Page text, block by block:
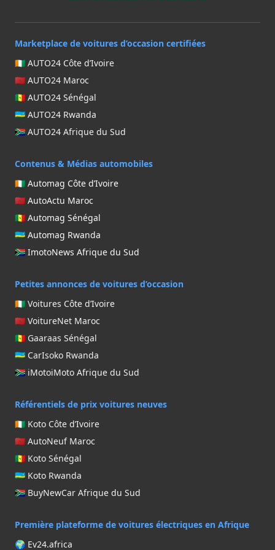
CHANGAN
CHERY
DONGFENG MOTOR CORPORATION
FIAT
FOTON
GREAT WALL MOTORS
JEEP
JETOUR
JMC
KAIYI
MAHINDRA
MITSUBISHI
TOYOTA
VOLKSWAGEN
ZX AUTO
Électrique
TRANSMISSION
Manuelle
Marketplace de voitures d’occasion certifiées
🇨🇮 AUTO24 Côte d’Ivoire
🇲🇦 AUTO24 Maroc
🇸🇳 AUTO24 Sénégal
🇷🇼 AUTO24 Rwanda
🇿🇦 AUTO24 Afrique du Sud
Contenus & Médias automobiles
🇨🇮 Automag Côte d’Ivoire
🇲🇦 AutoActu Maroc
🇸🇳 Automag Sénégal
🇷🇼 Automag Rwanda
🇿🇦 ImotoNews Afrique du Sud
Petites annonces de voitures d’occasion
🇨🇮 Voitures Côte d’Ivoire
🇲🇦 VoitureNet Maroc
🇸🇳 Gaaraas Sénégal
🇷🇼 CarIsoko Rwanda
🇿🇦 iMotoiMoto Afrique du Sud
Référentiels de prix voitures neuves
🇨🇮 Koto Côte d’Ivoire
🇲🇦 AutoNeuf Maroc
🇸🇳 Koto Sénégal
🇷🇼 Koto Rwanda
🇿🇦 BuyNewCar Afrique du Sud
Première plateforme de voitures électriques en Afrique
🌍 Ev24.africa